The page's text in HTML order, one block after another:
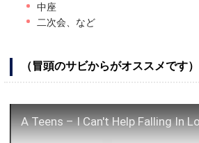
中座
二次会、など
（冒頭のサビからがオススメです）